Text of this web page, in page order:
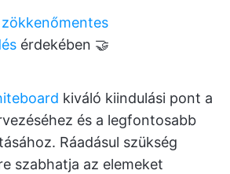
zökkenőmentes
érdekében 🤝
kiváló kiindulási pont a
és a legfontosabb
Ráadásul szükség
szabhatja az elemeket